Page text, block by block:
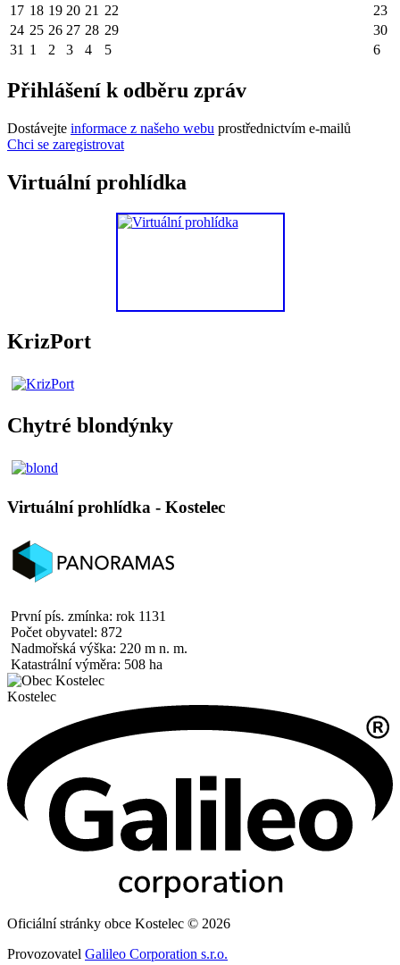
17 18 19 20 21 22
23
24 25 26 27 28 29
30
31 1 2 3 4 5 6
Přihlášení k odběru zpráv
Dostávejte informace z našeho webu prostřednictvím e-mailů
Chci se zaregistrovat
Virtuální prohlídka
KrizPort
Chytré blondýnky
Virtuální prohlídka - Kostelec
První pís. zmínka: rok 1131
Počet obyvatel: 872
Nadmořská výška: 220 m n. m.
Katastrální výměra: 508 ha
Kostelec
Oficiální stránky obce Kostelec © 2026
Provozovatel Galileo Corporation s.r.o.